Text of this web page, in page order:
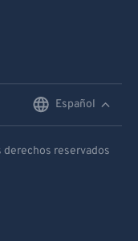
Español
derechos reservados